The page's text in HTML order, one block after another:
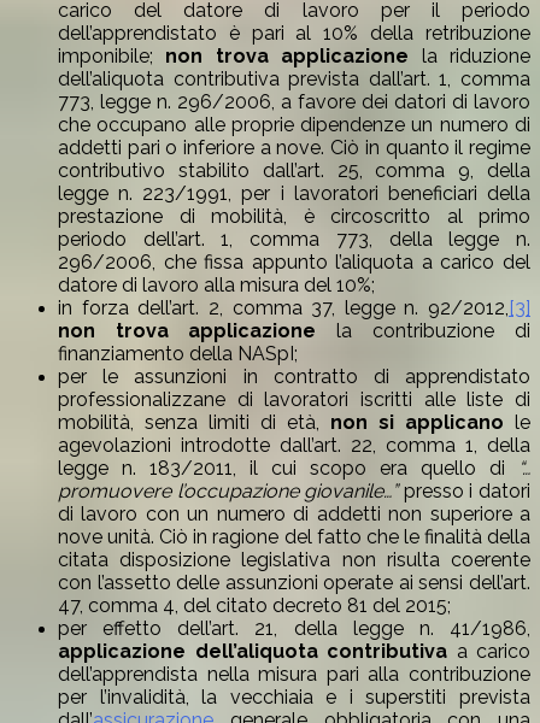
carico del datore di lavoro per il periodo
dell’apprendistato è pari al 10% della retribuzione
imponibile; non trova applicazione la riduzione
dell’aliquota contributiva prevista dall’art. 1, comma
773, legge n. 296/2006, a favore dei datori di lavoro
che occupano alle proprie dipendenze un numero di
addetti pari o inferiore a nove. Ciò in quanto il regime
contributivo stabilito dall’art. 25, comma 9, della
legge n. 223/1991, per i lavoratori beneficiari della
prestazione di mobilità, è circoscritto al primo
periodo dell’art. 1, comma 773, della legge n.
296/2006, che fissa appunto l’aliquota a carico del
datore di lavoro alla misura del 10%;
in forza dell’art. 2, comma 37, legge n. 92/2012,[3]
non trova applicazione la contribuzione di
finanziamento della NASpI;
per le assunzioni in contratto di apprendistato
professionalizzane di lavoratori iscritti alle liste di
mobilità, senza limiti di età, non si applicano le
agevolazioni introdotte dall’art. 22, comma 1, della
legge n. 183/2011, il cui scopo era quello di
“…
promuovere l’occupazione giovanile…”presso i datori
di lavoro con un numero di addetti non superiore a
nove unità. Ciò in ragione del fatto che le finalità della
citata disposizione legislativa non risulta coerente
con l’assetto delle assunzioni operate ai sensi dell’art.
47, comma 4, del citato decreto 81 del 2015;
per effetto dell’art. 21, della legge n. 41/1986,
applicazione dell’aliquota contributiva a carico
dell’apprendista nella misura pari alla contribuzione
per l’invalidità, la vecchiaia e i superstiti prevista